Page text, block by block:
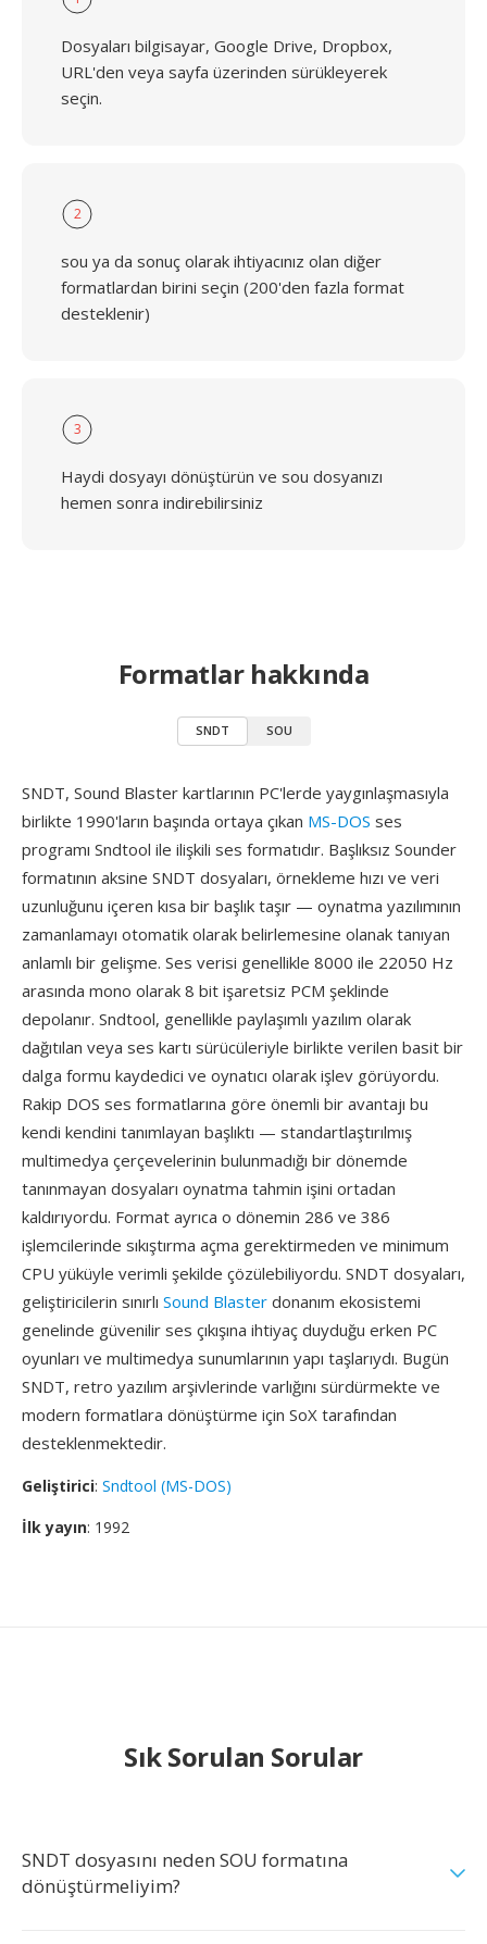
Dosyaları bilgisayar, Google Drive, Dropbox,
URL'den veya sayfa üzerinden sürükleyerek
seçin.
2
sou ya da sonuç olarak ihtiyacınız olan diğer
formatlardan birini seçin (200'den fazla format
desteklenir)
3
Haydi dosyayı dönüştürün ve sou dosyanızı
hemen sonra indirebilirsiniz
Formatlar hakkında
SNDT SOU
SNDT, Sound Blaster kartlarının PC'lerde yaygınlaşmasıyla
birlikte 1990'ların başında ortaya çıkan MS-DOS ses
programı Sndtool ile ilişkili ses formatıdır. Başlıksız Sounder
formatının aksine SNDT dosyaları, örnekleme hızı ve veri
uzunluğunu içeren kısa bir başlık taşır — oynatma yazılımının
zamanlamayı otomatik olarak belirlemesine olanak tanıyan
anlamlı bir gelişme. Ses verisi genellikle 8000 ile 22050 Hz
arasında mono olarak 8 bit işaretsiz PCM şeklinde
depolanır. Sndtool, genellikle paylaşımlı yazılım olarak
dağıtılan veya ses kartı sürücüleriyle birlikte verilen basit bir
dalga formu kaydedici ve oynatıcı olarak işlev görüyordu.
Rakip DOS ses formatlarına göre önemli bir avantajı bu
kendi kendini tanımlayan başlıktı — standartlaştırılmış
multimedya çerçevelerinin bulunmadığı bir dönemde
tanınmayan dosyaları oynatma tahmin işini ortadan
kaldırıyordu. Format ayrıca o dönemin 286 ve 386
işlemcilerinde sıkıştırma açma gerektirmeden ve minimum
CPU yüküyle verimli şekilde çözülebiliyordu. SNDT dosyaları,
geliştiricilerin sınırlı Sound Blaster donanım ekosistemi
genelinde güvenilir ses çıkışına ihtiyaç duyduğu erken PC
oyunları ve multimedya sunumlarının yapı taşlarıydı. Bugün
SNDT, retro yazılım arşivlerinde varlığını sürdürmekte ve
modern formatlara dönüştürme için SoX tarafından
desteklenmektedir.
Geliştirici: Sndtool (MS-DOS)
İlk yayın: 1992
Sık Sorulan Sorular
SNDT dosyasını neden SOU formatına
dönüştürmeliyim?